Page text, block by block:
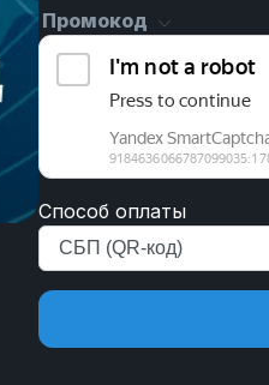
Промокод
Способ оплаты